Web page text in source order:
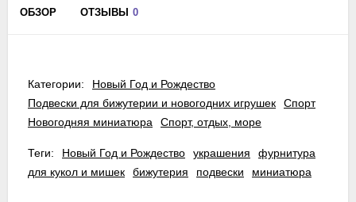
ОБЗОР ОТЗЫВЫ 0
Категории:
Новый Год и Рождество
Подвески для бижутерии и новогодних игрушек
Спорт
Новогодняя миниатюра
Спорт, отдых, море
Теги: Новый Год и Рождество украшения
фурнитура
для кукол и мишек
бижутерия подвески миниатюра